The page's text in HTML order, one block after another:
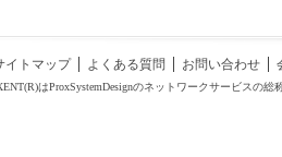
イトマップ よくある質問 お問い合わせ
はProxSystemDesignのネットワークサービスの総